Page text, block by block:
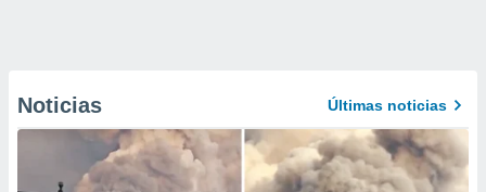
Noticias Últimas noticias